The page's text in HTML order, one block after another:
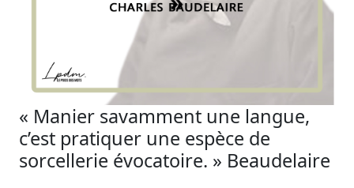
« Manier savamment une langue,
c’est pratiquer une espèce de
sorcellerie évocatoire. » Beaudelaire